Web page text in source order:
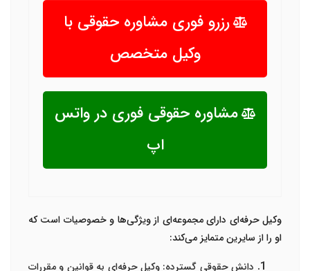
رزرو فوری مشاوره حقوقی با
وکیل متخصص
مشاوره حقوقی فوری در واتس
اپ
وکیل حرفه‌ای دارای مجموعه‌ای از ویژگی‌ها و خصوصیات است که
او را از سایرین متمایز می‌کند:
دانش حقوقی گسترده: وکیل حرفه‌ای به قوانین و مقررات